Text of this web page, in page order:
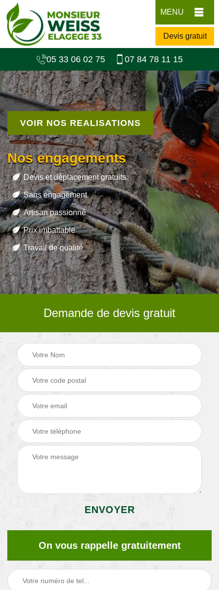
MENU
Devis gratuit
05 33 06 02 75 07 84 78 11 15
VOIR NOS REALISATIONS
Nos engagements
Devis et déplacement gratuits
Sans engagement
Artisan passionné
Prix imbattable
Travail de qualité
Demande de devis gratuit
On vous rappelle gratuitement